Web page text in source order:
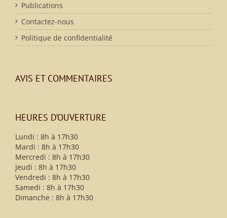
Publications
Contactez-nous
Politique de confidentialité
AVIS ET COMMENTAIRES
HEURES D’OUVERTURE
Lundi : 8h à 17h30
Mardi : 8h à 17h30
Mercredi : 8h à 17h30
Jeudi : 8h à 17h30
Vendredi : 8h à 17h30
Samedi : 8h à 17h30
Dimanche : 8h à 17h30